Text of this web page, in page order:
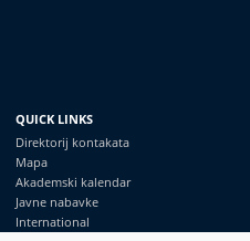
QUICK LINKS
Direktorij kontakata
Mapa
Akademski kalendar
Javne nabavke
International